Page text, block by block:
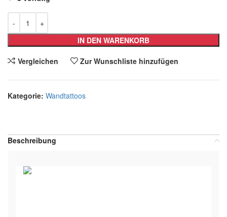
IN DEN WARENKORB
Vergleichen Zur Wunschliste hinzufügen
Kategorie: Wandtattoos
Beschreibung